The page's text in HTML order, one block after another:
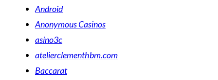
Android
Anonymous Casinos
asino3c
atelierclementhbm.com
Baccarat